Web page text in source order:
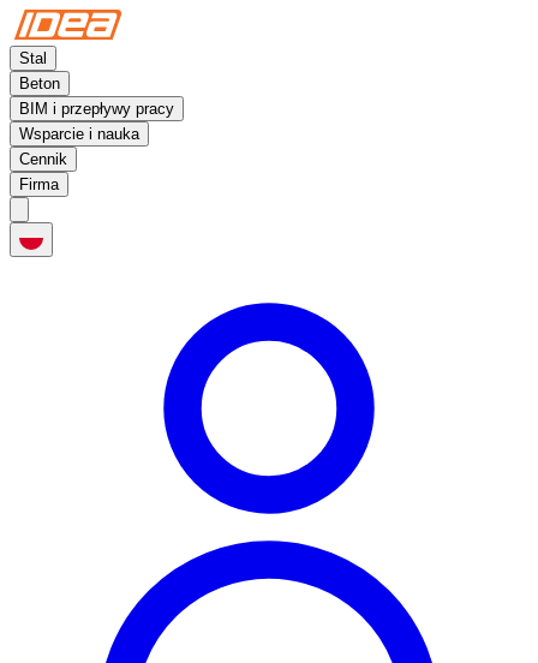
Stal
Beton
BIM i przepływy pracy
Wsparcie i nauka
Cennik
Firma